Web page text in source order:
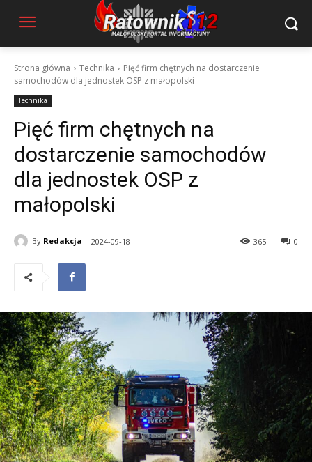
Strona główna Technika
Pięć firm chętnych na dostarczenie
samochodów dla jednostek OSP z małopolski
Technika
Pięć firm chętnych na
dostarczenie samochodów
dla jednostek OSP z
małopolski
By Redakcja 2024-09-18 0
365